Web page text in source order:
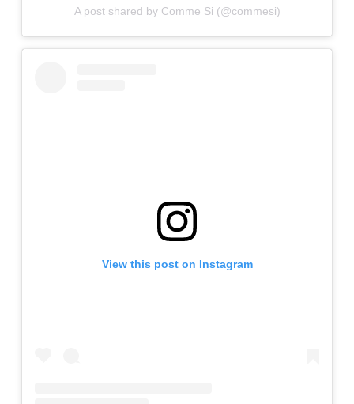
A post shared by Comme Si (@commesi)
View this post on Instagram